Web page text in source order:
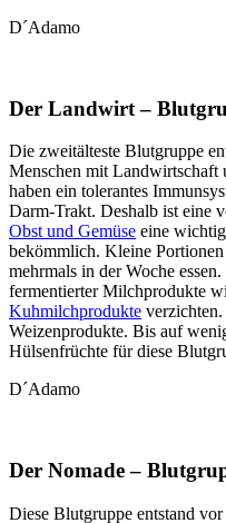
D´Adamo
Der Landwirt –
Die zweitälteste Blutgruppe
Menschen mit Landwirtschaft
haben ein tolerantes
Darm-Trakt. Deshalb ist eine
Obst und Gemüse eine
bekömmlich. Kleine
mehrmals in der Woche
fermentierter Milchprodukte
Kuhmilchprodukte
Weizenprodukte. Bis auf
Hülsenfrüchte für diese
D´Adamo
Der Nomade –
Diese Blutgruppe entstand